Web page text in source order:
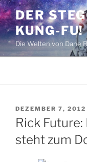
Zum
Inhalt
springen
DER
KUNG-FU!
Die Welten von Dane
VERÖFFENTLICHT
AM
DEZEMBER 7, 2012
Rick
steht zum